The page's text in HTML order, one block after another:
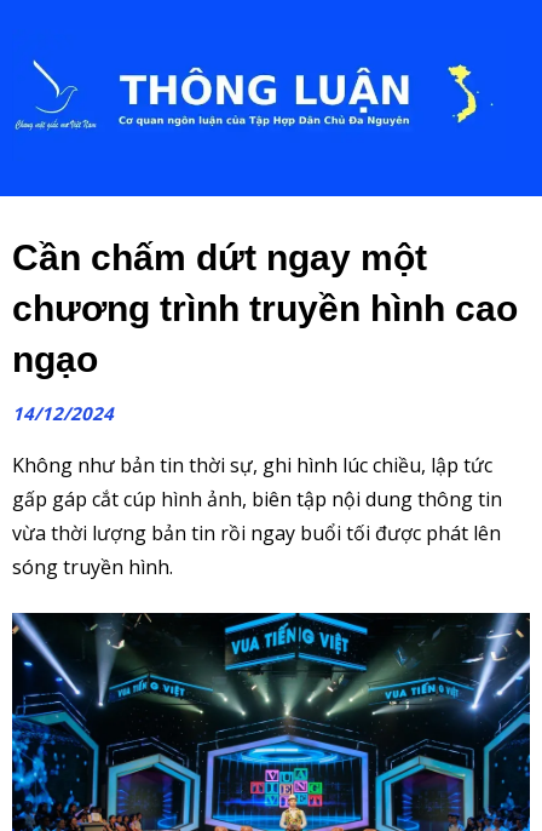
Cần chấm dứt ngay một
chương trình truyền hình cao
ngạo
14/12/2024
Không như bản tin thời sự, ghi hình lúc chiều, lập tức
gấp gáp cắt cúp hình ảnh, biên tập nội dung thông tin
vừa thời lượng bản tin rồi ngay buổi tối được phát lên
sóng truyền hình.